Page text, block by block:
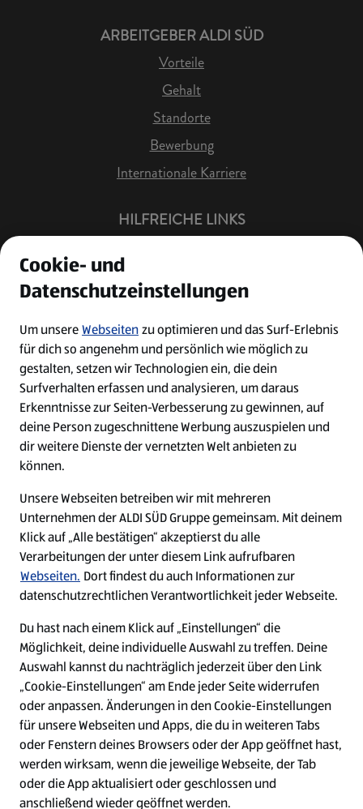
ARBEITGEBER ALDI SÜD
Vorteile
Gehalt
Standorte
Bewerbung
Internationale Karriere
HILFREICHE LINKS
Job Benachrichtigung
Bewerberkonto
Leichte Sprache
Kontakt
W
i
r
d
a
u
f
W
i
r
d
a
u
f
W
i
r
d
a
u
f
W
i
r
d
a
Cookie - Liste
Datenschutz
Cookie- und
Datenschutzeinstellungen
Um unsereWebseitenzu optimieren und das Surf-Erlebnis
für dich so angenehm und persönlich wie möglich zu
gestalten, setzen wir Technologien ein, die dein
Surfverhalten erfassen und analysieren, um daraus
Erkenntnisse zur Seiten-Verbesserung zu gewinnen, auf
deine Person zugeschnittene Werbung auszuspielen und
dir weitere Dienste der vernetzten Welt anbieten zu
können.
Unsere Webseiten betreiben wir mit mehreren
Unternehmen der ALDI SÜD Gruppe gemeinsam. Mit deinem
Klick auf „Alle bestätigen“ akzeptierst du alle
Verarbeitungen der unter diesem Link aufrufbaren
Webseiten. Dort findest du auch Informationen zur
datenschutzrechtlichen Verantwortlichkeit jeder Webseite.
Du hast nach einem Klick auf „Einstellungen“ die
Möglichkeit, deine individuelle Auswahl zu treffen. Deine
Auswahl kannst du nachträglich jederzeit über den Link
„Cookie-Einstellungen“ am Ende jeder Seite widerrufen
oder anpassen. Änderungen in den Cookie-Einstellungen
für unsere Webseiten und Apps, die du in weiteren Tabs
oder Fenstern deines Browsers oder der App geöffnet hast,
werden wirksam, wenn die jeweilige Webseite, der Tab
oder die App aktualisiert oder geschlossen und
anschließend wieder geöffnet werden.